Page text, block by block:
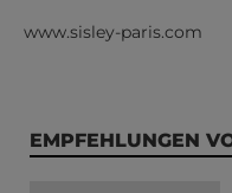
www.sisley-paris.com
Produktgalerie
EMPFEHLUNGEN